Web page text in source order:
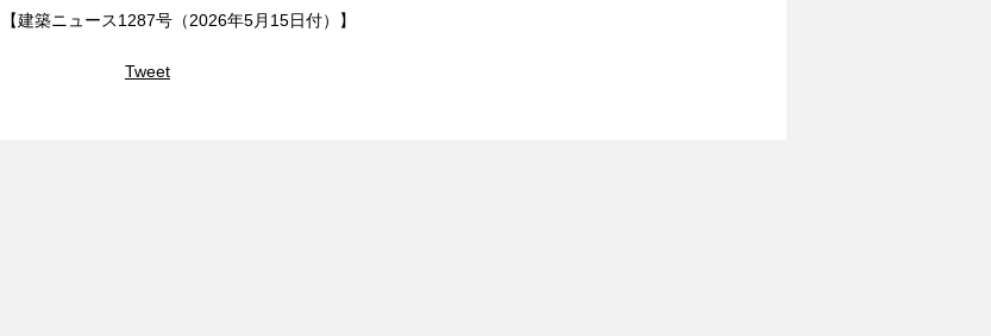
【建築ニュース1287号（2026年5月15日付）】
Tweet